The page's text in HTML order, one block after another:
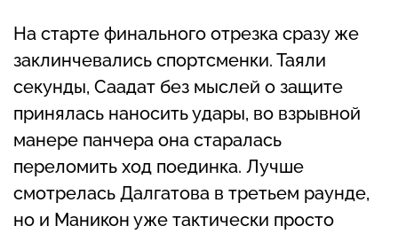
На старте финального отрезка сразу же
заклинчевались спортсменки. Таяли
секунды, Саадат без мыслей о защите
принялась наносить удары, во взрывной
манере панчера она старалась
переломить ход поединка. Лучше
смотрелась Далгатова в третьем раунде,
но и Маникон уже тактически просто